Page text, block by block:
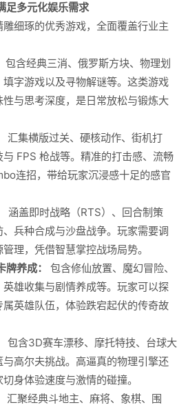
足多元化娱乐需求
细琢的优秀游戏，全面覆盖行业主
包含经典三消、俄罗斯方块、物理划
字游戏以及寻物解谜等。这类游戏
与思考深度，是日常放松与锻炼大
汇集横版过关、硬核动作、街机打
FPS 枪战等。精准的打击感、流畅
连招，带给玩家沉浸感十足的感官
涵盖即时战略（RTS）、回合制策
兵种合成与沙盘战争。玩家需要调
理，凭借智慧掌控战场局势。
养成：
包含修仙放置、魔幻冒险、
雄收集与剧情养成等。玩家可以探
英雄队伍，体验跌宕起伏的传奇故
包含3D赛车漂移、摩托特技、台球大
高尔夫挑战。高逼真的物理引擎还
身体验速度与激情的碰撞。
汇聚经典斗地主、麻将、象棋、围